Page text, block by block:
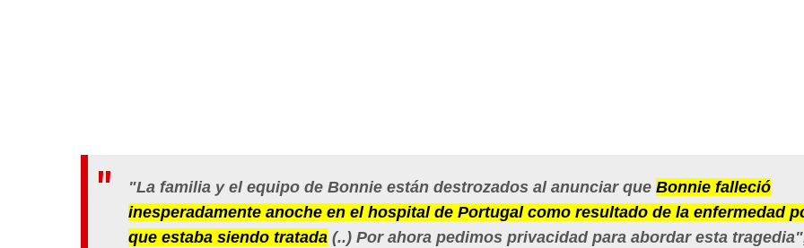
"La familia y el equipo de Bonnie están destrozados al anunciar que Bonnie falleció
inesperadamente anoche en el hospital de Portugal como resultado de la enfermedad
que estaba siendo tratada (..) Por ahora pedimos privacidad para abordar esta